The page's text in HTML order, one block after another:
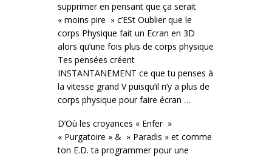
supprimer en pensant que ça serait
« moins pire » c’ESt Oublier que le
corps Physique fait un Ecran en 3D
alors qu’une fois plus de corps physique
Tes pensées créent
INSTANTANEMENT ce que tu penses à
la vitesse grand V puisqu’il n’y a plus de
corps physique pour faire écran …
D’Où les croyances « Enfer »
« Purgatoire » & » Paradis » et comme
ton E.D. ta programmer pour une